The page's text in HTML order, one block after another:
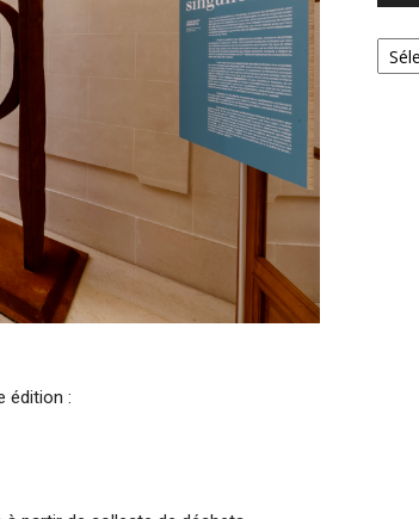
édition :